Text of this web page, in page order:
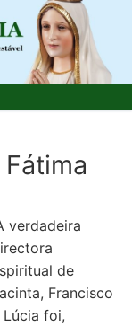
verdadeira
de
Francisco
Lúcia foi,